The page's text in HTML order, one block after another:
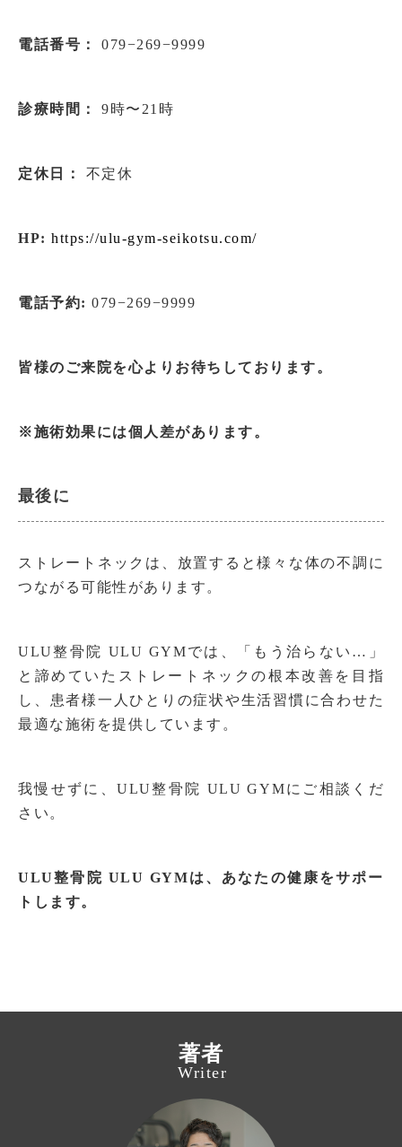
電話番号： 079−269−9999
診療時間： 9時〜21時
定休日： 不定休
HP: https://ulu-gym-seikotsu.com/
電話予約: 079−269−9999
皆様のご来院を心よりお待ちしております。
※施術効果には個人差があります。
最後に
ストレートネックは、放置すると様々な体の不調に
つながる可能性があります。
ULU整骨院 ULU GYMでは、「もう治らない…」
と諦めていたストレートネックの根本改善を目指
し、患者様一人ひとりの症状や生活習慣に合わせた
最適な施術を提供しています。
我慢せずに、ULU整骨院 ULU GYMにご相談くだ
さい。
ULU整骨院 ULU GYMは、あなたの健康をサポー
トします。
著者
Writer